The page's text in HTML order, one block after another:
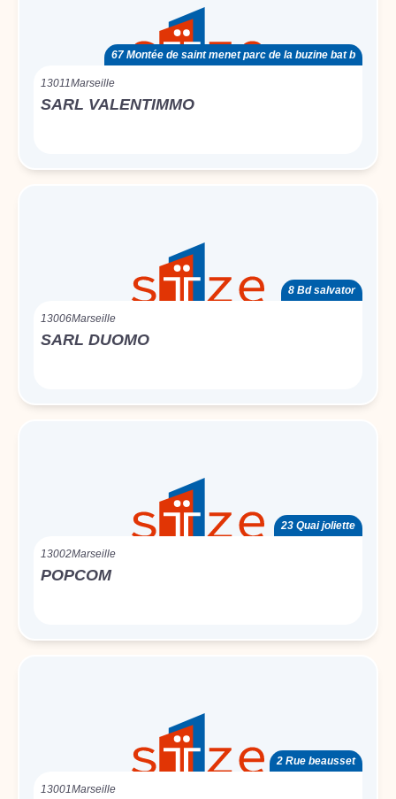
67 Montée de saint menet parc de la buzine bat b
13011Marseille
SARL VALENTIMMO
8 Bd salvator
13006Marseille
SARL DUOMO
23 Quai joliette
13002Marseille
POPCOM
2 Rue beausset
13001Marseille